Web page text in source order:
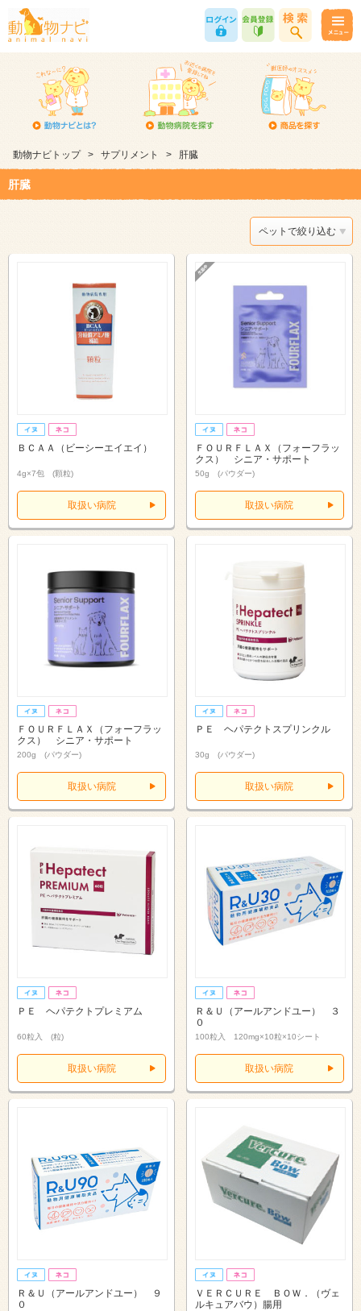
動物ナビトップ > サプリメント > 肝臓
肝臓
ペットで絞り込む
ＢＣＡＡ（ビーシーエイエイ）
4g×7包 (顆粒)
取扱い病院
ＦＯＵＲＦＬＡＸ（フォーフラッ
クス） シニア・サポート
50g (パウダー)
取扱い病院
ＦＯＵＲＦＬＡＸ（フォーフラッ
クス） シニア・サポート
200g (パウダー)
取扱い病院
ＰＥ ヘパテクトスプリンクル
30g (パウダー)
取扱い病院
ＰＥ ヘパテクトプレミアム
60粒入 (粒)
取扱い病院
Ｒ＆Ｕ（アールアンドユー） ３
０
100粒入 120mg×10粒×10シート
取扱い病院
Ｒ＆Ｕ（アールアンドユー） ９
０
ＶＥＲＣＵＲＥ ＢＯＷ．（ヴェ
ルキュアバウ）腸用